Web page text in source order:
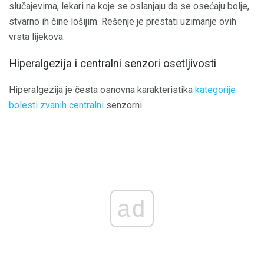
slučajevima, lekari na koje se oslanjaju da se osećaju bolje,
stvarno ih čine lošijim. Rešenje je prestati uzimanje ovih
vrsta lijekova.
Hiperalgezija i centralni senzori osetljivosti
Hiperalgezija je česta osnovna karakteristika kategorije
bolesti zvanih centralni senzorni
ad